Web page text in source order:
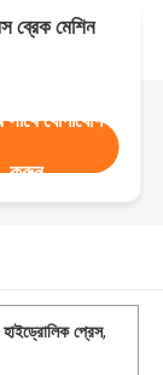
ব্রেক মেশিন
সাথে যোগাযোগ
করুন
প্রেস,